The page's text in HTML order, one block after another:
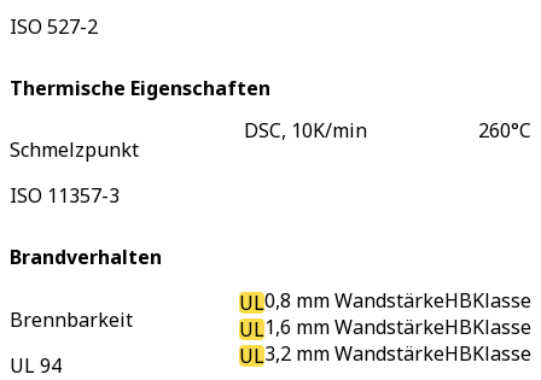
ISO 527-2
Thermische Eigenschaften
Schmelzpunkt
ISO 11357-3
DSC, 10K/min 260°C
Brandverhalten
Brennbarkeit
UL 94
UL0,8 mm Wandstärke
UL1,6 mm Wandstärke
UL3,2 mm Wandstärke
HBKlasse
HBKlasse
HBKlasse